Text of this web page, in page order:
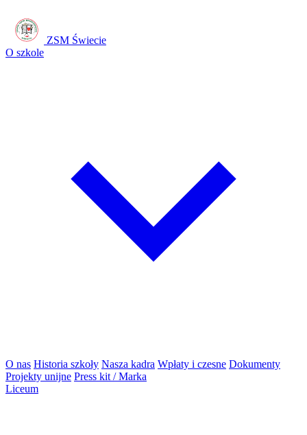
ZSM Świecie
O szkole
O nas Historia szkoły Nasza kadra Wpłaty i czesne Dokumenty
Projekty unijne Press kit / Marka
Liceum